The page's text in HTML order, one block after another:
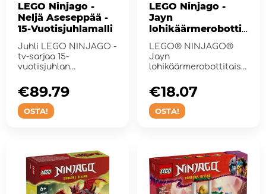
LEGO Ninjago -
Neljä Aseseppää -
15-Vuotisjuhlamalli
Juhli LEGO NINJAGO -
tv-sarjaa 15-
vuotisjuhlan
OSTA!
€89.79
LEGO Ninjago -
Jayn
lohikäärmerobottit
aistelu
LEGO® NINJAGO®
Jayn
lohikäärmerobottitaist
OSTA!
€18.07